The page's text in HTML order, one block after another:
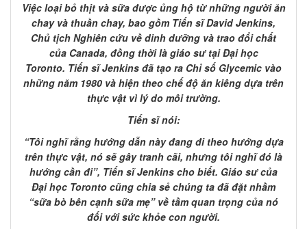
Việc loại bỏ thịt và sữa được ủng hộ từ những người ăn
chay và thuần chay, bao gồm Tiến sĩ David Jenkins,
Chủ tịch Nghiên cứu về dinh dưỡng và trao đổi chất
của Canada, đồng thời là giáo sư tại Đại học
Toronto. Tiến sĩ Jenkins đã tạo ra Chỉ số Glycemic vào
những năm 1980 và hiện theo chế độ ăn kiêng dựa trên
thực vật vì lý do môi trường.
Tiến sĩ nói:
“Tôi nghĩ rằng hướng dẫn này đang đi theo hướng dựa
trên thực vật, nó sẽ gây tranh cãi, nhưng tôi nghĩ đó là
hướng cần đi”, Tiến sĩ Jenkins cho biết. Giáo sư của
Đại học Toronto cũng chia sẻ chúng ta đã đặt nhầm
“sữa bò bên cạnh sữa mẹ” về tầm quan trọng của nó
đối với sức khỏe con người.